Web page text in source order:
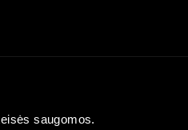
saugomos.